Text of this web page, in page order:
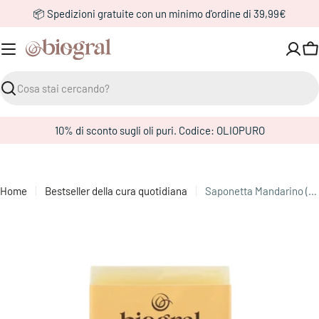
contenuto
📦 Spedizioni gratuite con un minimo d'ordine di 39,99€
Cerca
10% di sconto sugli oli puri. Codice: OLIOPURO
Home Bestseller della cura quotidiana Saponetta Mandarino (100 gr)